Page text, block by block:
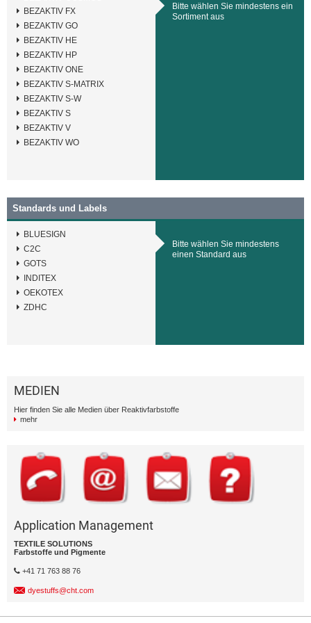
BEZAKTIV FX
BEZAKTIV GO
BEZAKTIV HE
BEZAKTIV HP
BEZAKTIV ONE
BEZAKTIV S-MATRIX
BEZAKTIV S-W
BEZAKTIV S
BEZAKTIV V
BEZAKTIV WO
Bitte wählen Sie mindestens ein
Sortiment aus
Standards und Labels
BLUESIGN
C2C
GOTS
INDITEX
OEKOTEX
ZDHC
Bitte wählen Sie mindestens
einen Standard aus
MEDIEN
Hier finden Sie alle Medien über Reaktivfarbstoffe
mehr
Application Management
TEXTILE SOLUTIONS
Farbstoffe und Pigmente
+41 71 763 88 76
dyestuffs@cht.com